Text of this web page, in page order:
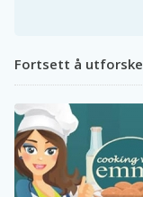
Fortsett å utforske